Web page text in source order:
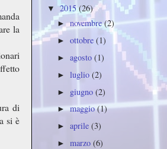
la
di
si è
▼2015(26)
►novembre(2)
►ottobre(1)
►agosto(1)
►luglio(2)
► giugno(2)
►maggio(1)
►aprile(3)
►marzo(6)